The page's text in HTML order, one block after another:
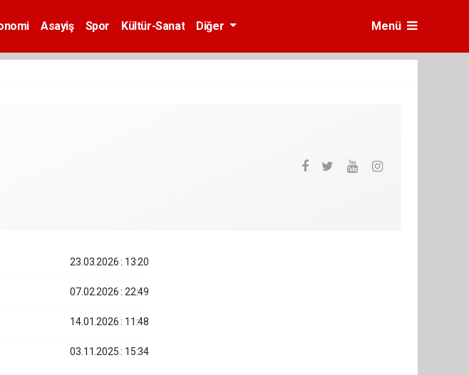
Asayiş Spor Kültür-Sanat Diğer Menü
23.03.2026 : 13:20
07.02.2026 : 22:49
14.01.2026 : 11:48
03.11.2025 : 15:34